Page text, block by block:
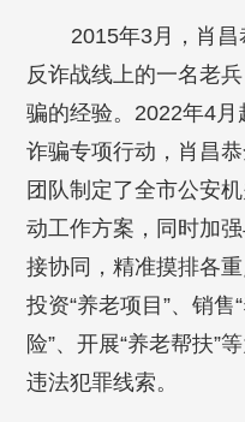
2015年3月，肖
反诈战线上的一名老
骗的经验。2022年4
诈骗专项行动，肖昌
团队制定了全市公安
动工作方案，同时加
接协同，精准摸排各重
投资“养老项目”、销售
险”、开展“养老帮扶”
违法犯罪线索。